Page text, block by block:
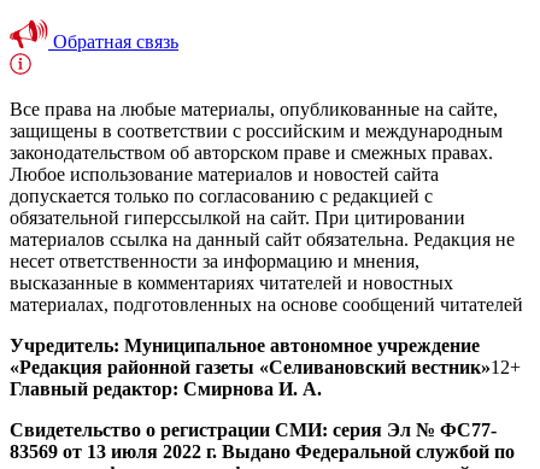
Обратная связь
Все права на любые материалы, опубликованные на сайте,
защищены в соответствии с российским и международным
законодательством об авторском праве и смежных правах.
Любое использование материалов и новостей сайта
допускается только по согласованию с редакцией с
обязательной гиперссылкой на сайт. При цитировании
материалов ссылка на данный сайт обязательна. Редакция не
несет ответственности за информацию и мнения,
высказанные в комментариях читателей и новостных
материалах, подготовленных на основе сообщений читателей
Учредитель: Муниципальное автономное учреждение
«Редакция районной газеты «Селивановский вестник»12+
Главный редактор: Смирнова И. А.
Свидетельство о регистрации СМИ: серия Эл № ФС77-
83569 от 13 июля 2022 г. Выдано Федеральной службой по